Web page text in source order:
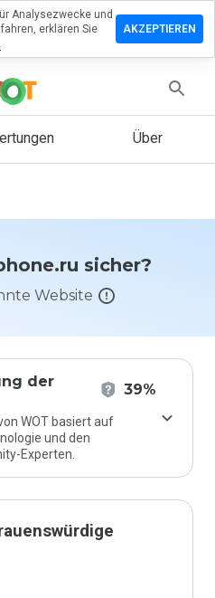
Über
sicher?
Website
der
39%
WOT basiert auf
und den
Experten.
Analysezwecke und
erklären Sie
AKZEPTIEREN